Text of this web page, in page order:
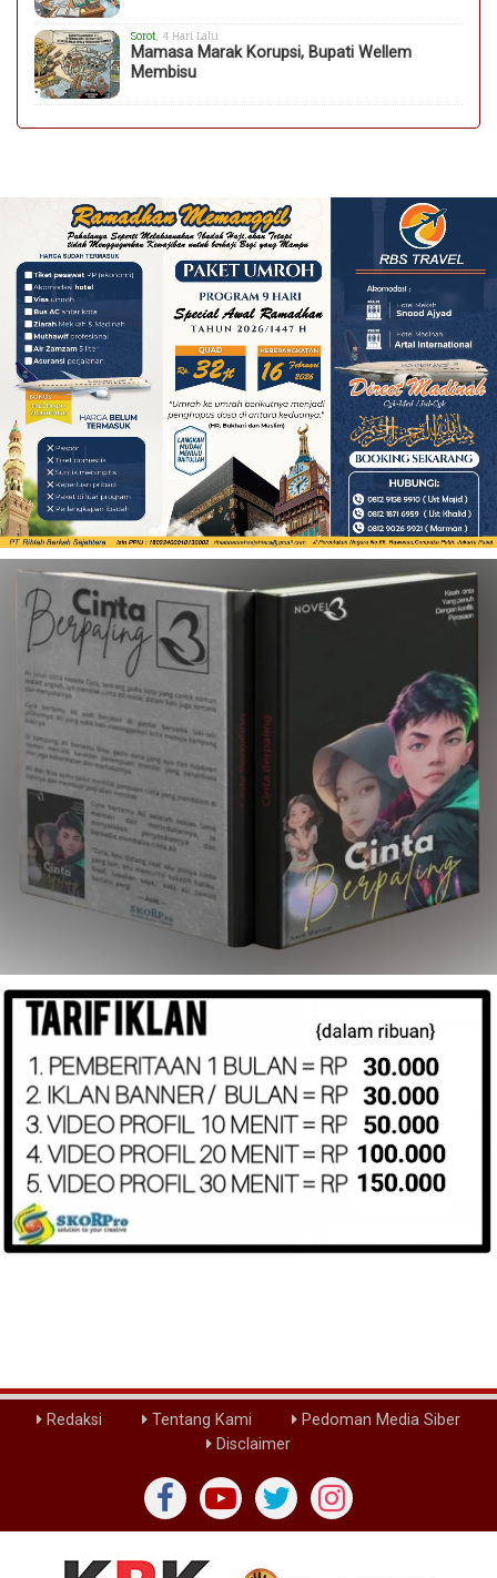
Sorot , 4 Hari Lalu
Mamasa Marak Korupsi, Bupati Wellem
Membisu
Redaksi Tentang Kami
Pedoman Media Siber
Disclaimer